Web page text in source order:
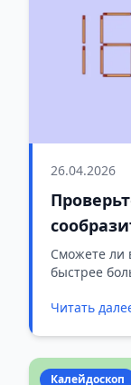
26.04.2026
спичку в
Сможете ли
быстрее
Читать
Калейдоскоп